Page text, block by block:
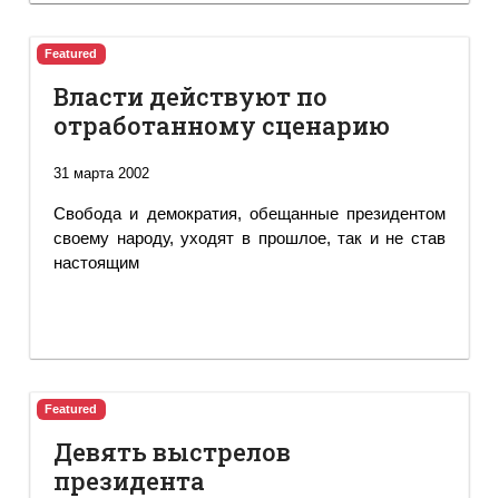
Featured
Власти действуют по
отработанному сценарию
31 марта 2002
Свобода и демократия, обещанные президентом
своему народу, уходят в прошлое, так и не став
настоящим
Featured
Девять выстрелов
президента